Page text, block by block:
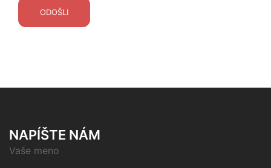
NAPÍŠTE NÁM
Vaše meno